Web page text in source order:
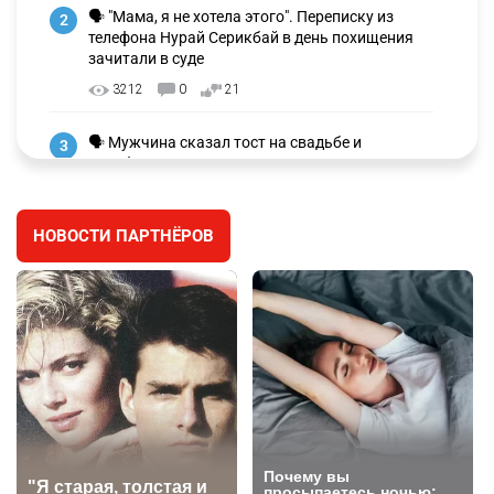
2
🗣 "Мама, я не хотела этого". Переписку из
телефона Нурай Серикбай в день похищения
зачитали в суде
3212 0 21
3
🗣 Мужчина сказал тост на свадьбе и
заработал уголовное дело
🐏 Скота больше, а мясо дороже. Почему в
Казахстане продолжают расти цены на
баранину и конину
2666
5
⚠️ Доброе утро, друзья! Предлагаем обзор
главных новостей за 4 августа
2782 0 1
6
🗣Глава государства направил телеграмму
НОВОСТИ ПАРТНЁРОВ